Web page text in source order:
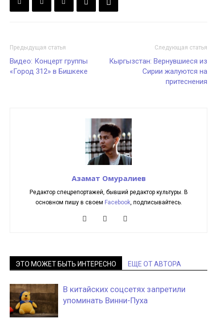
Предыдущая статья
Видео: Концерт группы
«Город 312» в Бишкеке
Следующая статья
Кыргызстан: Вернувшиеся из
Сирии жалуются на
притеснения
Азамат Омуралиев
Редактор спецрепортажей, бывший редактор культуры. В
основном пишу в своем Facebook, подписывайтесь.
ЭТО МОЖЕТ БЫТЬ ИНТЕРЕСНО ЕЩЕ ОТ АВТОРА
В китайских соцсетях запретили
упоминать Винни-Пуха